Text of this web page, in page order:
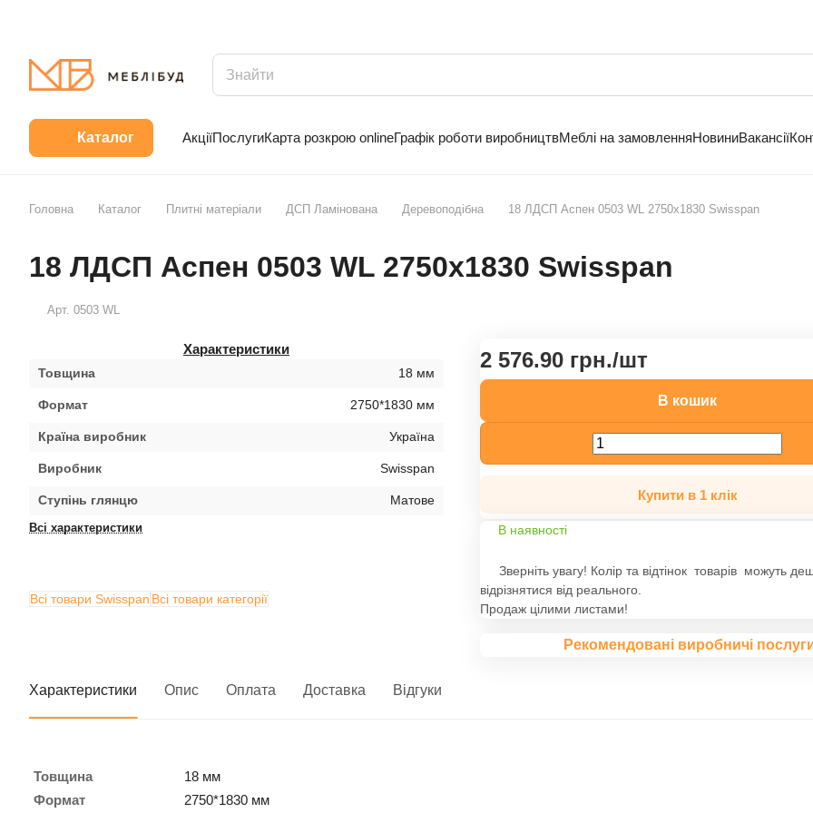
Каталог АкціїПослугиКарта розкрою onlineГрафік роботи виробництвМеблі на замовленняНовиниВакансії
Головна Каталог Плитні матеріали ДСП Ламінована Деревоподібна 18 ЛДСП Аспен 0503 WL 2750х1830 Swisspan
18 ЛДСП Аспен 0503 WL 2750х1830 Swisspan
Арт. 0503 WL
Характеристики
Товщина 18 мм
Формат 2750*1830 мм
Країна виробник Україна
Виробник Swisspan
Ступінь глянцю Матове
Всі характеристики
Всі товари Swisspan Всі товари категорії
2 576.90 грн./шт
В кошик
Купити в 1 клік
В наявності
Зверніть увагу! Колір та відтінок товарів можуть
відрізнятися від реального.
Продаж цілими листами!
Рекомендовані виробничі
Характеристики Опис Оплата Доставка Відгуки
Товщина
18 мм
Формат
2750*1830 мм